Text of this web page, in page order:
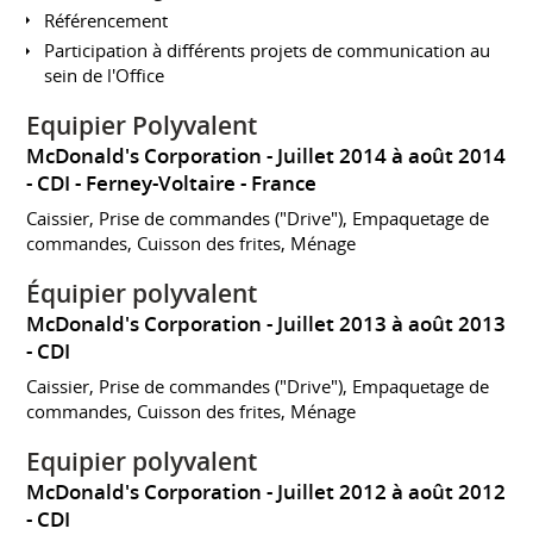
Référencement
Participation à différents projets de communication au
sein de l'Office
Equipier Polyvalent
McDonald's Corporation
Juillet 2014 à août 2014
CDI
Ferney-Voltaire France
Caissier, Prise de commandes ("Drive"), Empaquetage de
commandes, Cuisson des frites, Ménage
Équipier polyvalent
McDonald's Corporation
Juillet 2013 à août 2013
CDI
Caissier, Prise de commandes ("Drive"), Empaquetage de
commandes, Cuisson des frites, Ménage
Equipier polyvalent
McDonald's Corporation
Juillet 2012 à août 2012
CDI